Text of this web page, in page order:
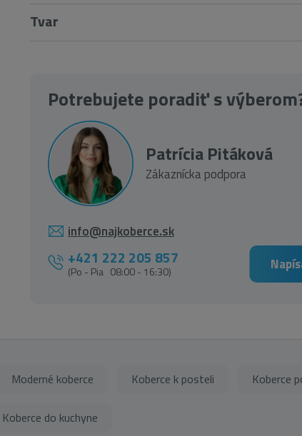
Tvar
Potrebujete poradiť s
Patrícia Pitáková
Zákaznícka podpora
info@najkoberce.sk
+421 222 205 857
(Po - Pia 08:00 - 16:30)
Moderné koberce Koberce k posteli Koberce
Koberce do kuchyne